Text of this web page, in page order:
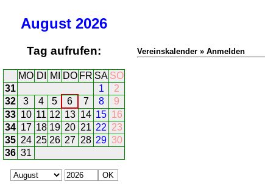
August 2026
Tag aufrufen:
MO DI MI DO FR SA SO
31
1
2
32
3 4 5 6 7 8
9
33 10 11 12 13 14 15 16
34 17 18 19 20 21 22 23
35 24 25 26 27 28 29 30
36 31
Vereinskalender » Anmelden